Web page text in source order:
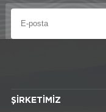
ŞIRKETIMIZ